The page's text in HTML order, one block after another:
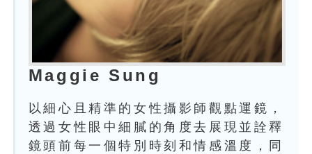
Maggie Sung
以細心且精準的女性攝影師觀點運鏡，
透過女性眼中細膩的角度去展現並詮釋
鏡頭前每一個特別時刻和情感溫度，同